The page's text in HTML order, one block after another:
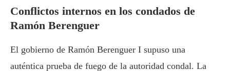
Conflictos internos en los condados de
Ramón Berenguer
El gobierno de Ramón Berenguer I supuso una
auténtica prueba de fuego de la autoridad condal. La